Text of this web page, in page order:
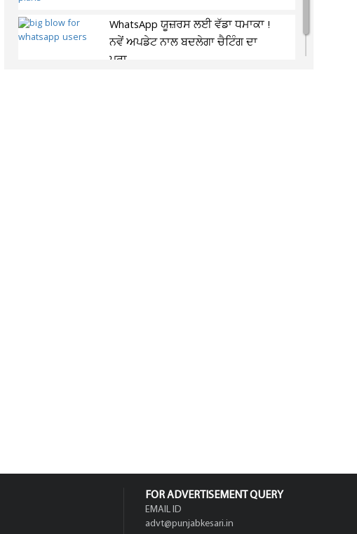
WhatsApp ਯੂਜ਼ਰਸ ਲਈ ਵੱਡਾ ਧਮਾਕਾ !
ਨਵੇਂ ਅਪਡੇਟ ਨਾਲ ਬਦਲੇਗਾ ਚੈਟਿੰਗ ਦਾ
ਪੂਰਾ...
FOR ADVERTISEMENT QUERY
EMAIL ID
advt@punjabkesari.in